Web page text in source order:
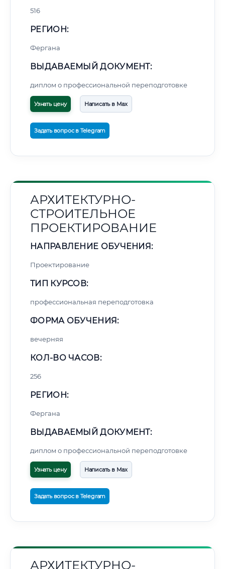
516
РЕГИОН:
Фергана
ВЫДАВАЕМЫЙ ДОКУМЕНТ:
диплом о профессиональной переподготовке
Узнать цену Написать в Max
Задать вопрос в Telegram
АРХИТЕКТУРНО-
СТРОИТЕЛЬНОЕ
ПРОЕКТИРОВАНИЕ
НАПРАВЛЕНИЕ ОБУЧЕНИЯ:
Проектирование
ТИП КУРСОВ:
профессиональная переподготовка
ФОРМА ОБУЧЕНИЯ:
вечерняя
КОЛ-ВО ЧАСОВ:
256
РЕГИОН:
Фергана
ВЫДАВАЕМЫЙ ДОКУМЕНТ:
диплом о профессиональной переподготовке
Узнать цену Написать в Max
Задать вопрос в Telegram
АРХИТЕКТУРНО-